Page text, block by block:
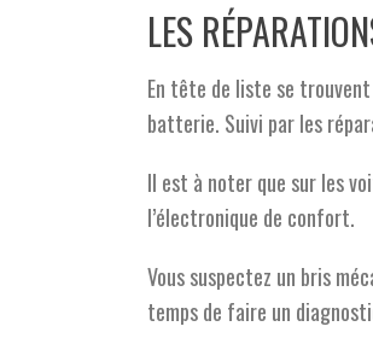
LES
En tête de liste se
batterie. Suivi par les
Il est à noter que sur les
l’électronique de confort.
Vous suspectez un bris
temps de faire un